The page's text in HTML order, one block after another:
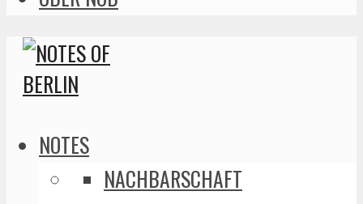
NOTES
NACHBARSCHAFT